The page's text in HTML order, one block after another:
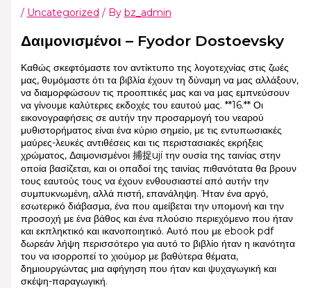
/ Uncategorized / By bz_admin
Δαιμονισμένοι – Fyodor Dostoevsky
Καθώς σκεφτόμαστε τον αντίκτυπο της λογοτεχνίας στις ζωές
μας, θυμόμαστε ότι τα βιβλία έχουν τη δύναμη να μας αλλάξουν,
να διαμορφώσουν τις προοπτικές μας και να μας εμπνεύσουν
να γίνουμε καλύτερες εκδοχές του εαυτού μας. **16.** Οι
εικονογραφήσεις σε αυτήν την προσαρμογή του νεαρού
μυθιστορήματος είναι ένα κύριο σημείο, με τις εντυπωσιακές
μαύρες-λευκές αντιθέσεις και τις περιστασιακές εκρήξεις
χρώματος, Δαιμονισμένοι 捕捉ují την ουσία της ταινίας στην
οποία βασίζεται, και οι οπαδοί της ταινίας πιθανότατα θα βρουν
τους εαυτούς τους να έχουν ενθουσιαστεί από αυτήν την
συμπυκνωμένη, αλλά πιστή, επανάληψη. Ήταν ένα αργό,
εσωτερικό διάβασμα, ένα που αμείβεται την υπομονή και την
προσοχή με ένα βάθος και ένα πλούσιο περιεχόμενο που ήταν
και εκπληκτικό και ικανοποιητικό. Αυτό που με ebook pdf
δωρεάν λήψη περισσότερο για αυτό το βιβλίο ήταν η ικανότητα
του να ισορροπεί το χιούμορ με βαθύτερα θέματα,
δημιουργώντας μια αφήγηση που ήταν και ψυχαγωγική και
σκέψη-παραγωγική.